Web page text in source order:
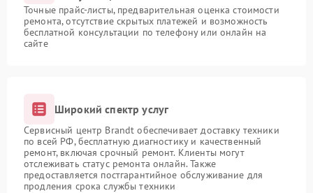
Точные прайс-листы, предварительная оценка стоимости
ремонта, отсутствие скрытых платежей и возможность
бесплатной консультации по телефону или онлайн на
сайте
Широкий спектр услуг
Сервисный центр Brandt обеспечивает доставку техники
по всей РФ, бесплатную диагностику и качественный
ремонт, включая срочный ремонт. Клиенты могут
отслеживать статус ремонта онлайн. Также
предоставляется постгарантийное обслуживание для
продления срока службы техники